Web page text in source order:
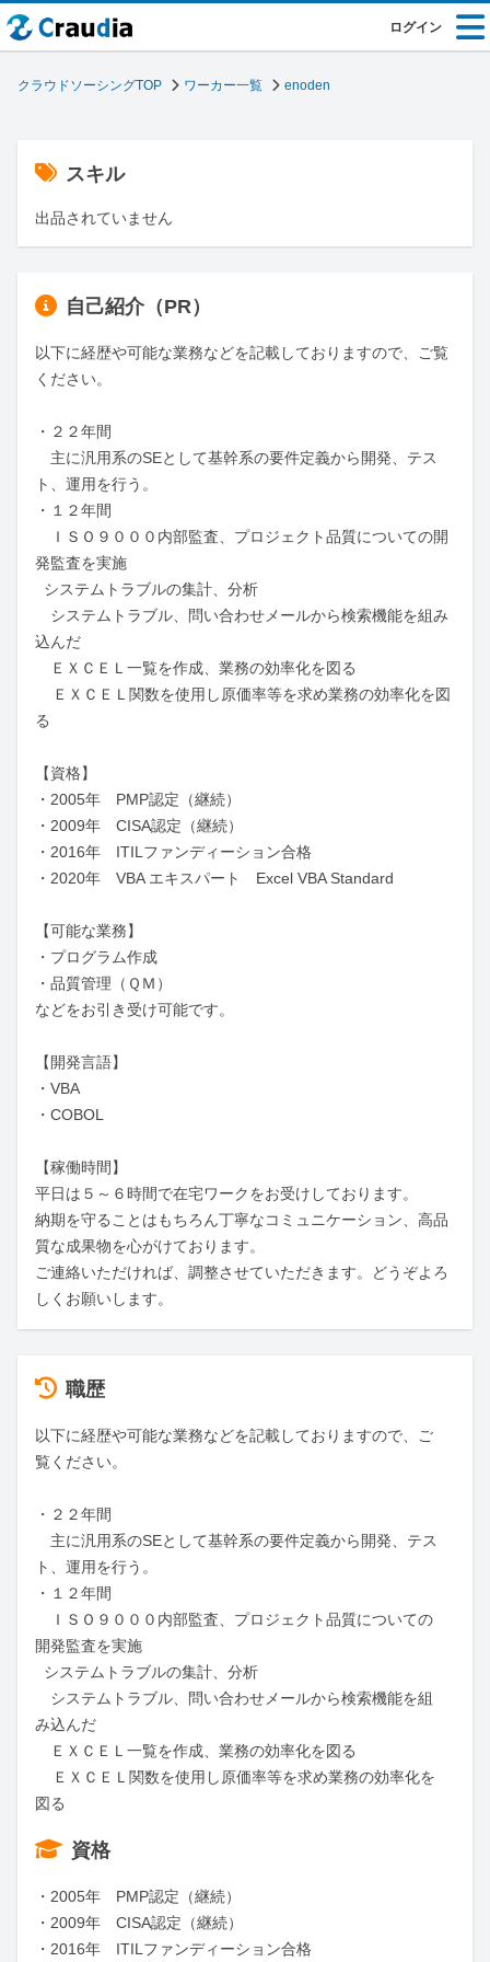
ログイン
クラウドソーシングTOP ワーカー一覧 enoden
スキル
出品されていません
自己紹介（PR）
以下に経歴や可能な業務などを記載しておりますので、ご覧
ください。
・２２年間
主に汎用系のSEとして基幹系の要件定義から開発、テス
ト、運用を行う。
・１２年間
ＩＳＯ９０００内部監査、プロジェクト品質についての開
発監査を実施
システムトラブル、問い合わせメールから検索機能を組み
込んだ
ＥＸＣＥＬ一覧を作成、業務の効率化を図る
る
【資格】
・2005年　PMP認定（継続）
・2009年　CISA認定（継続）
・2016年　ITILファンディーション合格
・2020年　VBA エキスパート　Excel VBA Standard
【可能な業務】
・プログラム作成
・品質管理（ＱＭ）
などをお引き受け可能です。
【開発言語】
・VBA
・COBOL
【稼働時間】
平日は５～６時間で在宅ワークをお受けしております。
納期を守ることはもちろん丁寧なコミュニケーション、高品
質な成果物を心がけております。
ご連絡いただければ、調整させていただきます。どうぞよろ
しくお願いします。
職歴
以下に経歴や可能な業務などを記載しておりますので、ご
覧ください。
・２２年間
主に汎用系のSEとして基幹系の要件定義から開発、テス
ト、運用を行う。
・１２年間
ＩＳＯ９０００内部監査、プロジェクト品質についての
開発監査を実施
システムトラブル、問い合わせメールから検索機能を組
み込んだ
ＥＸＣＥＬ一覧を作成、業務の効率化を図る
図る
資格
・2005年　PMP認定（継続）
・2009年　CISA認定（継続）
・2016年　ITILファンディーション合格